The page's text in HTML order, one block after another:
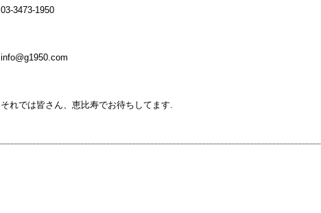
03-3473-1950
info@g1950.com
それでは皆さん、恵比寿でお待ちしてます.